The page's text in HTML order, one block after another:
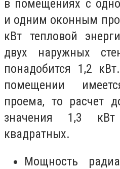
в помещениях с
и одним оконным
кВт тепловой
двух наружных
понадобится 1,2
помещении
проема, то расчет
значения 1,3
квадратных.
Мощность